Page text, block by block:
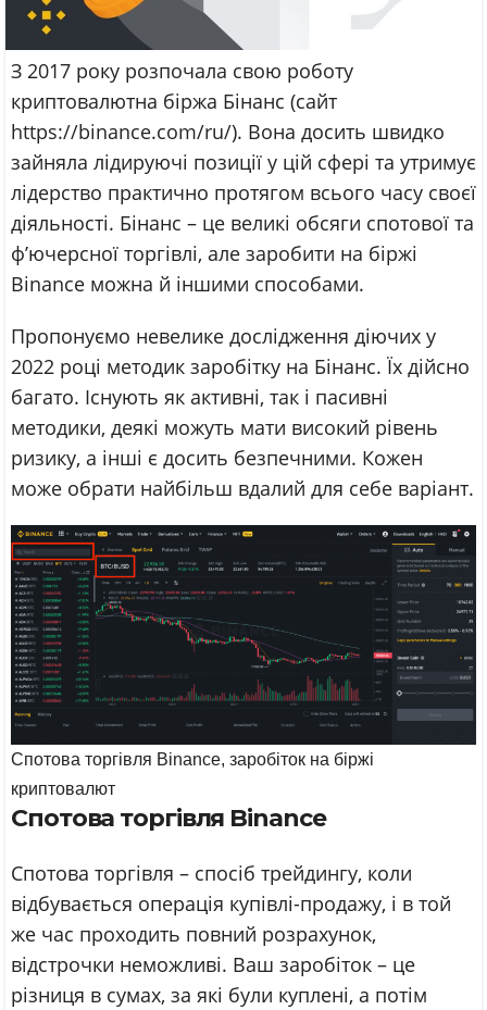
З 2017 року розпочала свою роботу
криптовалютна біржа Бінанс (сайт
https://binance.com/ru/). Вона досить швидко
зайняла лідируючі позиції у цій сфері та утримує
лідерство практично протягом всього часу своєї
діяльності. Бінанс – це великі обсяги спотової та
ф’ючерсної торгівлі, але заробити на біржі
Binance можна й іншими способами.
Пропонуємо невелике дослідження діючих у
2022 році методик заробітку на Бінанс. Їх дійсно
багато. Існують як активні, так і пасивні
методики, деякі можуть мати високий рівень
ризику, а інші є досить безпечними. Кожен
може обрати найбільш вдалий для себе варіант.
Спотова торгівля Binance, заробіток на біржі
криптовалют
Спотова торгівля Binance
Спотова торгівля – спосіб трейдингу, коли
відбувається операція купівлі-продажу, і в той
же час проходить повний розрахунок,
відстрочки неможливі. Ваш заробіток – це
різниця в сумах, за які були куплені, а потім